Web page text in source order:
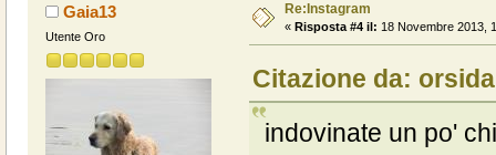
Gaia13
Utente Oro
Re:Instagram
« Risposta #4 il: 18 Novembre 2013,
Citazione da:
indovinate un po'